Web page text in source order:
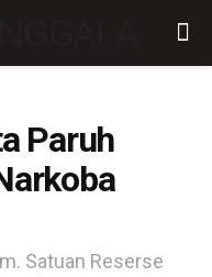
Paruh
Satuan Reserse